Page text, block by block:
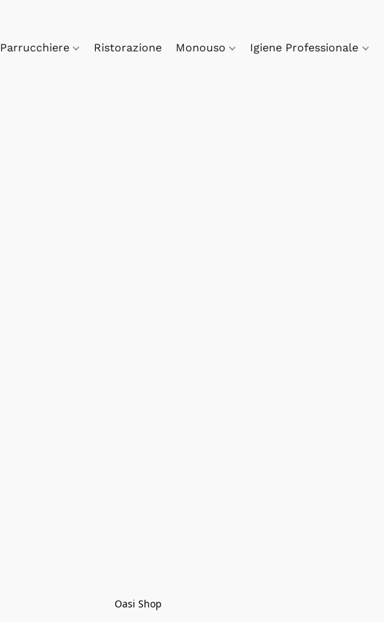
Parrucchiere Ristorazione Monouso Igiene Professionale
Oasi Shop